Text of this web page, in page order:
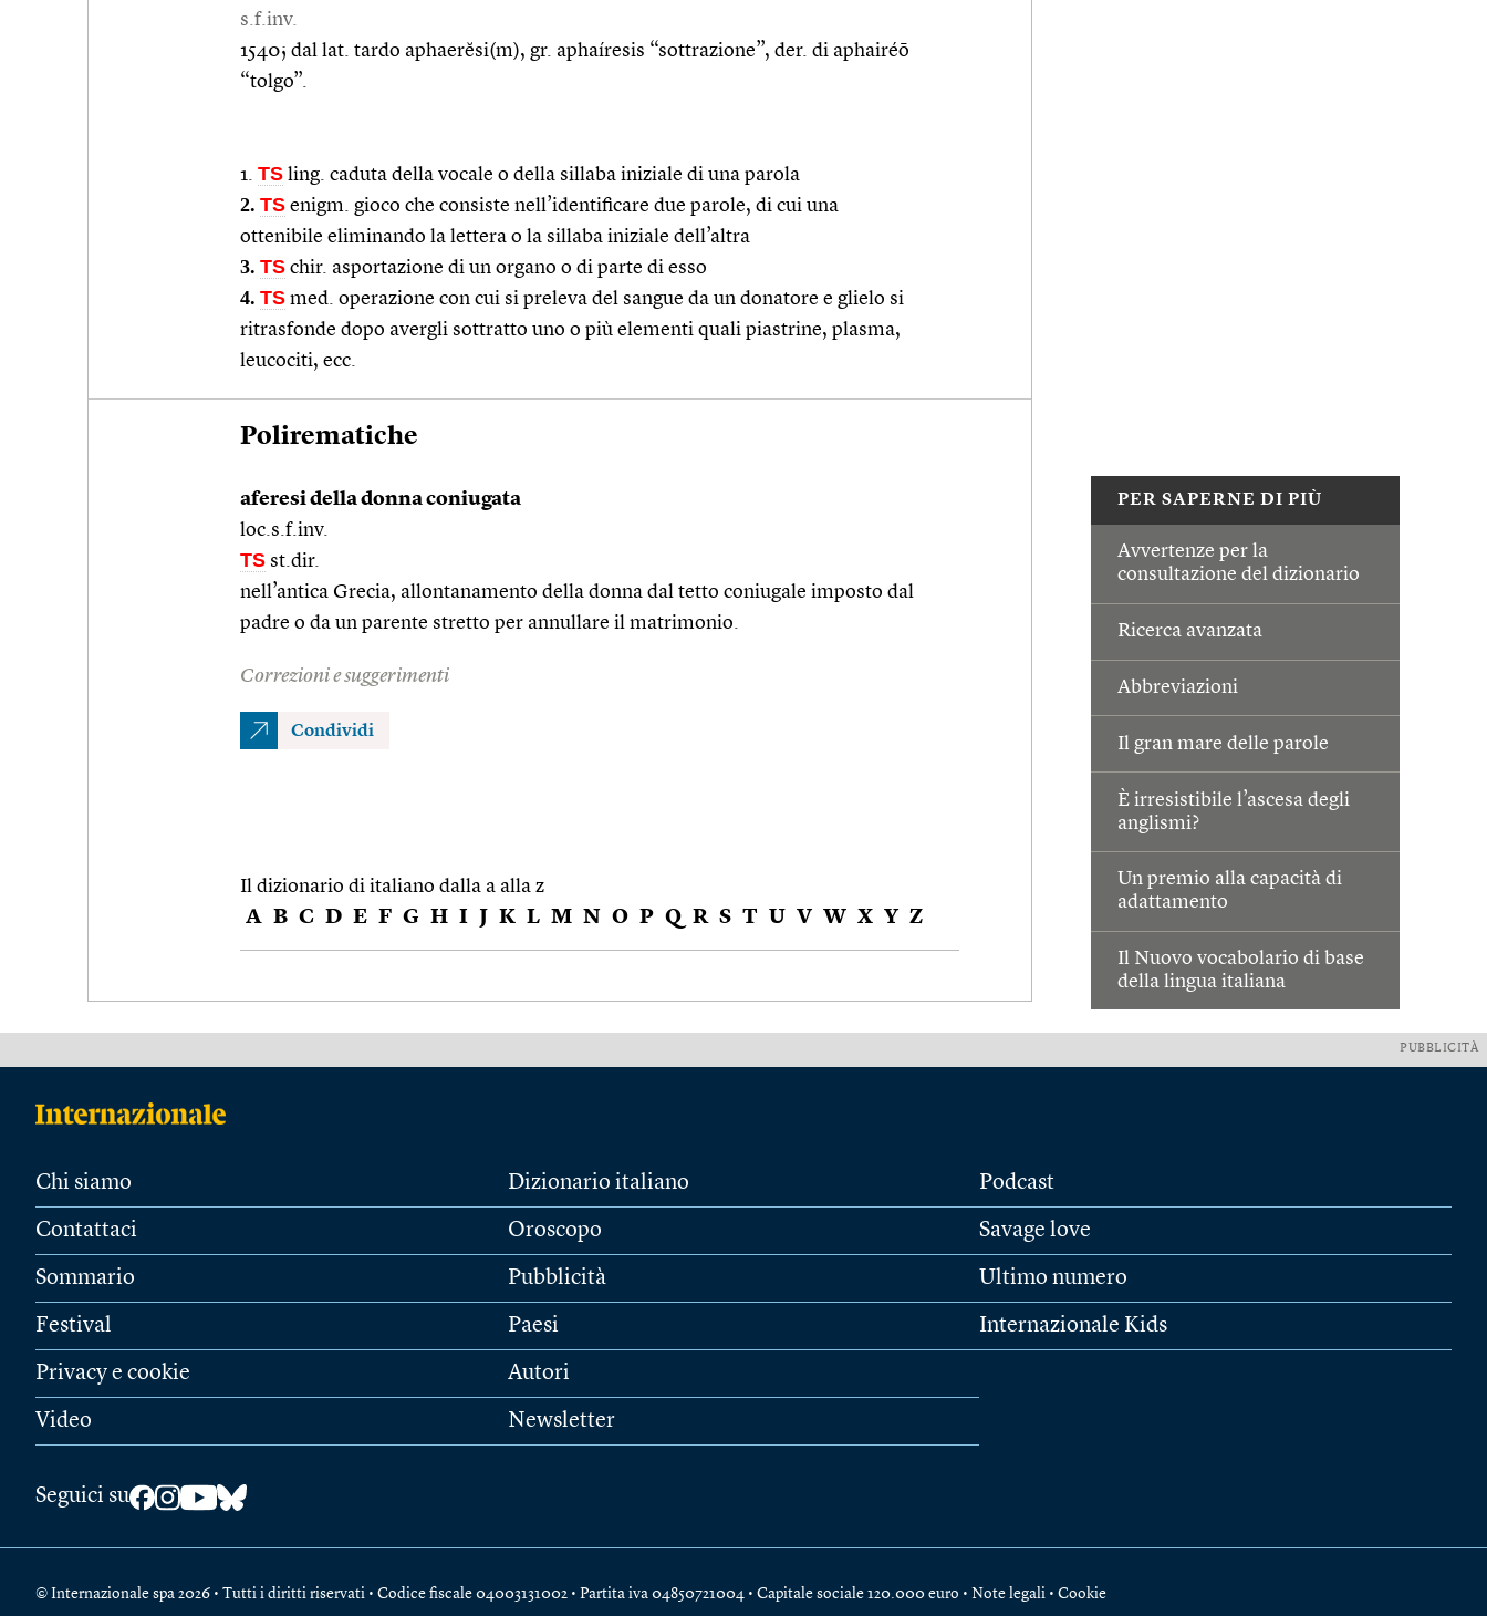
PER SAPERNE DI PIÙ
Avvertenze per la
consultazione del dizionario
Ricerca avanzata
Abbreviazioni
Il gran mare delle parole
È irresistibile l’ascesa degli
anglismi?
Un premio alla capacità di
adattamento
Il Nuovo vocabolario di base
della lingua italiana
s.f.inv.
1540; dal lat. tardo aphaerĕsi(m), gr. aphaíresis “sottrazione”, der. di aphairéō
“tolgo”.
1. TS ling. caduta della vocale o della sillaba iniziale di una parola
2. TS enigm. gioco che consiste nell’identificare due parole, di cui una
ottenibile eliminando la lettera o la sillaba iniziale dell’altra
3. TS chir. asportazione di un organo o di parte di esso
4. TS med. operazione con cui si preleva del sangue da un donatore e glielo si
ritrasfonde dopo avergli sottratto uno o più elementi quali piastrine, plasma,
leucociti, ecc.
Polirematiche
aferesi della donna coniugata
loc.s.f.inv.
TS st.dir.
nell’antica Grecia, allontanamento della donna dal tetto coniugale imposto dal
padre o da un parente stretto per annullare il matrimonio.
Correzioni e suggerimenti
Condividi
Il dizionario di italiano dalla a alla z
A B C D E F G H I J K L M N O P Q R S T U V W X Y Z
PUBBLICITÀ
Chi siamo
Contattaci
Sommario
Festival
Privacy e cookie
Video
Dizionario italiano
Oroscopo
Pubblicità
Paesi
Autori
Newsletter
Podcast
Savage love
Ultimo numero
Internazionale Kids
Seguici su
© Internazionale spa 2026 • Tutti i diritti riservati • Codice fiscale 04003131002 • Partita iva 04850721004 • Capitale sociale 120.000 euro • Note legali • Cookie